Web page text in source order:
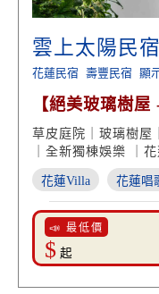
雲上太陽民宿
花蓮民宿 壽豐民宿 顯
【絕美玻璃樹
池】
草皮庭院｜玻璃樹屋
｜全新獨棟娛樂 ｜
花蓮Villa 花蓮唱
📣 最低價
$ 起